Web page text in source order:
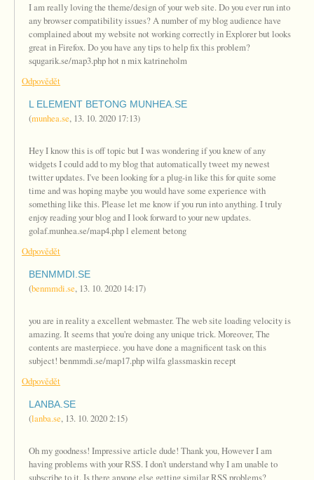
I am really loving the theme/design of your web site. Do you ever run into
any browser compatibility issues? A number of my blog audience have
complained about my website not working correctly in Explorer but looks
great in Firefox. Do you have any tips to help fix this problem?
squgarik.se/map3.php hot n mix katrineholm
Odpovědět
L ELEMENT BETONG MUNHEA.SE
(munhea.se, 13. 10. 2020 17:13)
Hey I know this is off topic but I was wondering if you knew of any
widgets I could add to my blog that automatically tweet my newest
twitter updates. I've been looking for a plug-in like this for quite some
time and was hoping maybe you would have some experience with
something like this. Please let me know if you run into anything. I truly
enjoy reading your blog and I look forward to your new updates.
golaf.munhea.se/map4.php l element betong
Odpovědět
BENMMDI.SE
(benmmdi.se, 13. 10. 2020 14:17)
you are in reality a excellent webmaster. The web site loading velocity is
amazing. It seems that you're doing any unique trick. Moreover, The
contents are masterpiece. you have done a magnificent task on this
subject! benmmdi.se/map17.php wilfa glassmaskin recept
Odpovědět
LANBA.SE
(lanba.se, 13. 10. 20202:15)
Oh my goodness! Impressive article dude! Thank you, However I am
having problems with your RSS. I don't understand why I am unable to
subscribe to it. Is there anyone else getting similar RSS problems?